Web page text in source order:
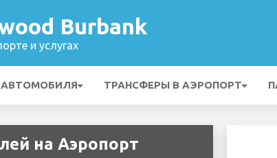
Burbank
и услугах
АВТОМОБИЛЯ ТРАНСФЕРЫ В АЭРОПОРТ
на Аэропорт